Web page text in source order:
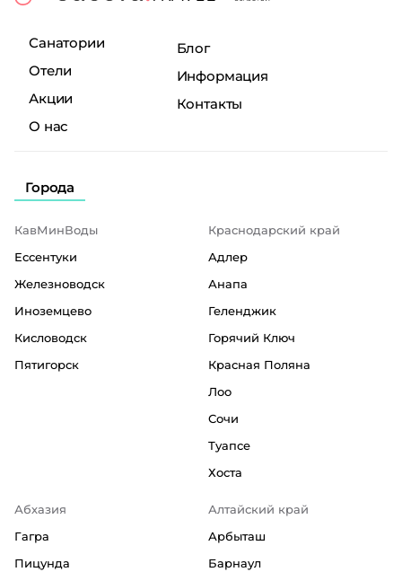
Санатории
Отели
Акции
О нас
Блог
Информация
Контакты
Города
КавМинВоды
Ессентуки
Железноводск
Иноземцево
Кисловодск
Пятигорск
Краснодарский край
Адлер
Анапа
Геленджик
Горячий Ключ
Красная Поляна
Лоо
Сочи
Туапсе
Хоста
Абхазия
Гагра
Пицунда
Алтайский край
Арбыташ
Барнаул